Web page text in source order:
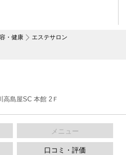
・健康 エステサロン
高島屋SC 本館 2Ｆ
メニュー
口コミ・評価